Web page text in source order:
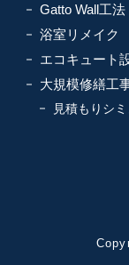
Gatto Wall工法
浴室リメイク
エコキュート
大規模修繕工
見積もりシ